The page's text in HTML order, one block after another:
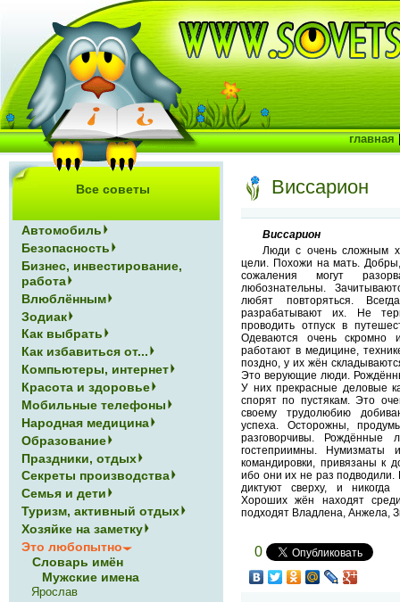
Виссарион
Виссарион
Люди с очень сложным
цели. Похожи на мать.
сожаления могут
любознательны.
любят повторяться.
разрабатывают их. Не
проводить отпуск в
Одеваются очень скромно
работают в медицине,
поздно, у их жён
Это верующие люди.
У них прекрасные деловые
спорят по пустякам. Это
своему трудолюбию
успеха. Осторожны,
разговорчивы. Рождённые
гостеприимны. Нумизматы
командировки, привязаны к
ибо они их не раз подводили.
диктуют сверху, и
Хороших жён находят
подходят Владлена, Анжела,
0
Все советы
Автомобиль
Безопасность
Бизнес, инвестирование,
работа
Влюблённым
Зодиак
Как выбрать
Как избавиться от...
Компьютеры, интернет
Красота и здоровье
Мобильные телефоны
Народная медицина
Образование
Праздники, отдых
Секреты производства
Семья и дети
Туризм, активный отдых
Хозяйке на заметку
Это любопытно
Словарь имён
Мужские имена
Ярослав
главная